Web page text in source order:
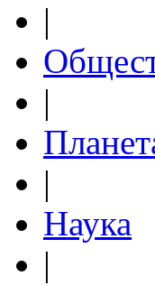
|
|
|
Наука
|